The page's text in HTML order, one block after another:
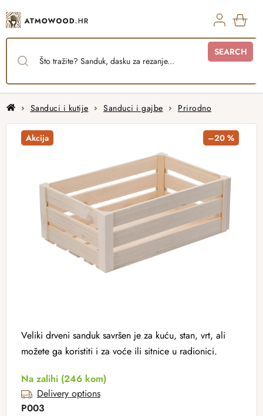
to
content
SEARCH
HomeSanduci i kutije Sanduci i gajbe Prirodno
Veliki drveni sanduk savršen je za kuću, stan, vrt, ali
možete ga koristiti i za voće ili sitnice u radionici.
Na zalihi (246 kom)
Delivery options
P003
Akcija –20 %